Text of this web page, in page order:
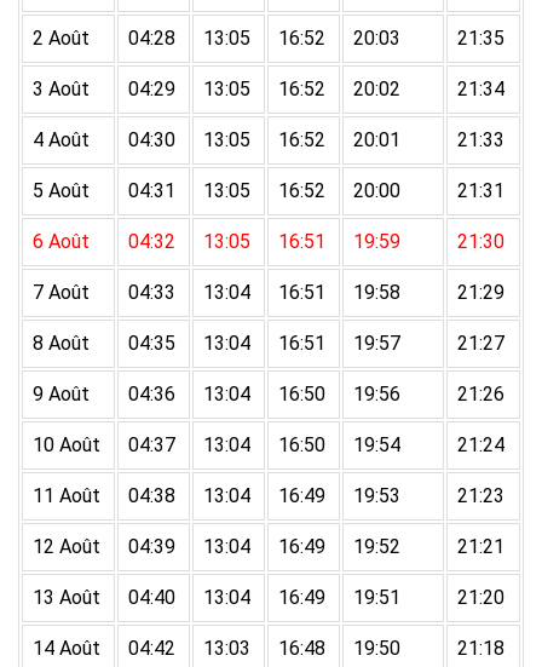
2 Août 04:28 13:05 16:52 20:03 21:35
3 Août 04:29 13:05 16:52 20:02 21:34
4 Août 04:30 13:05 16:52 20:01 21:33
5 Août 04:31 13:05 16:52 20:00 21:31
6 Août 04:32 13:05 16:51 19:59 21:30
7 Août 04:33 13:04 16:51 19:58 21:29
8 Août 04:35 13:04 16:51 19:57 21:27
9 Août 04:36 13:04 16:50 19:56 21:26
10 Août 04:37 13:04 16:50 19:54 21:24
11 Août 04:38 13:04 16:49 19:53 21:23
12 Août 04:39 13:04 16:49 19:52 21:21
13 Août 04:40 13:04 16:49 19:51 21:20
14 Août 04:42 13:03 16:48 19:50 21:18